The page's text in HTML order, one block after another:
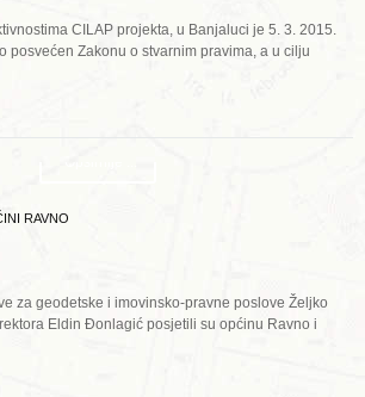
CILAP projekta, u Banjaluci je 5. 3. 2015.
posvećen Zakonu o stvarnim pravima, a u cilju
RAVNO
za geodetske i imovinsko-pravne poslove Željko
Eldin Đonlagić posjetili su općinu Ravno i